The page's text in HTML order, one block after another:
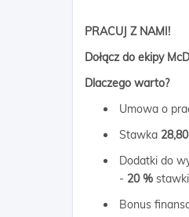
PRACUJ Z NAMI!
Dołącz do ekipy
Dlaczego warto?
Umowa o
Stawka
Dodatki do
- 20 %
Bonus